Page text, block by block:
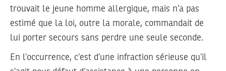
trouvait le jeune homme allergique, mais n’a pas
estimé que la loi, outre la morale, commandait de
lui porter secours sans perdre une seule seconde.
En l’occurrence, c’est d’une infraction sérieuse qu’il